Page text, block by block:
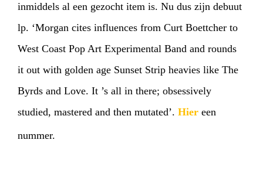
inmiddels al een gezocht item is. Nu dus zijn debuut
lp. ‘Morgan cites influences from Curt Boettcher to
West Coast Pop Art Experimental Band and rounds
it out with golden age Sunset Strip heavies like The
Byrds and Love. It ’s all in there; obsessively
studied, mastered and then mutated’. Hier een
nummer.